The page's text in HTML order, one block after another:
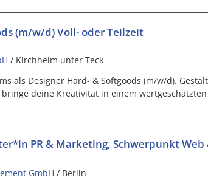
(m/w/d) Voll- oder Teilzeit
/ Kirchheim unter Teck
als Designer Hard- & Softgoods (m/w/d).
deine Kreativität in einem wertgeschätzten
PR & Marketing, Schwerpunkt Web
GmbH / Berlin